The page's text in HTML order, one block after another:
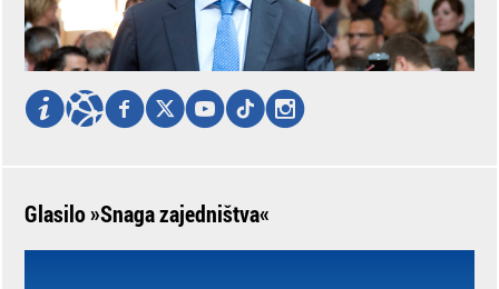
Glasilo »Snaga zajedništva«